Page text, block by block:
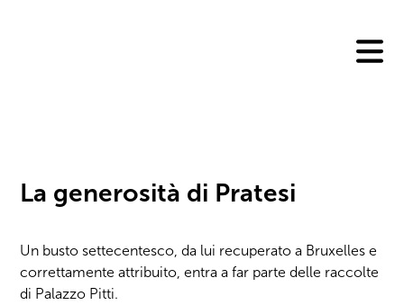
La generosità di Pratesi
Un busto settecentesco, da lui recuperato a Bruxelles e
correttamente attribuito, entra a far parte delle raccolte
di Palazzo Pitti.